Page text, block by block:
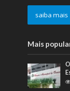
saiba mais
Mais